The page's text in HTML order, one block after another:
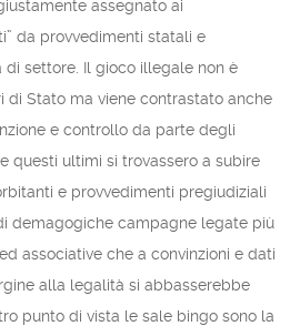
assegnato ai
da provvedimenti statali e
settore. Il gioco illegale non è
di Stato ma viene contrastato anche
e controllo da parte degli
questi ultimi si trovassero a subire
e provvedimenti pregiudiziali
demagogiche campagne legate più
associative che a convinzioni e dati
alla legalità si abbasserebbe
punto di vista le sale bingo sono la